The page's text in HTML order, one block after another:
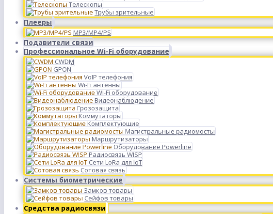
Телескопы
Трубы зрительные
Плееры
MP3/MP4/PS
Подавители связи
Профессиональное Wi-Fi оборудование
CWDM
GPON
VoIP телефония
Wi-Fi антенны
Wi-Fi оборудование
Видеонаблюдение
Грозозащита
Коммутаторы
Комплектующие
Магистральные радиомосты
Маршрутизаторы
Оборудование Powerline
Радиосвязь WISP
Сети LoRa для IoT
Сотовая связь
Системы биометрические
Замков товары
Сейфов товары
Средства радиосвязи